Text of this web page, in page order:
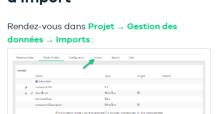
Rendez-vous dans Projet → Gestion des
données → Imports: